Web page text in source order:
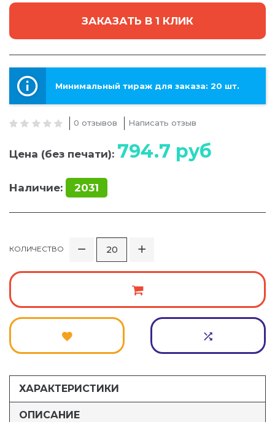
ЗАКАЗАТЬ В 1 КЛИК
Минимальный тираж для заказа: 20 шт.
0 отзывов Написать отзыв
Цена (без печати): 794.7 руб
Наличие: 2031
КОЛИЧЕСТВО
ХАРАКТЕРИСТИКИ
ОПИСАНИЕ